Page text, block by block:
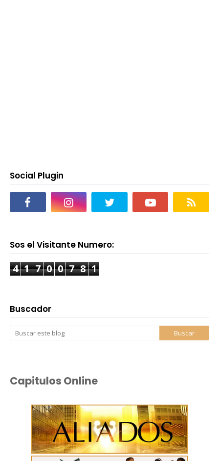
Social Plugin
Sos el Visitante Numero:
4 1 7 0 0 7 8 1
Buscador
Capitulos Online